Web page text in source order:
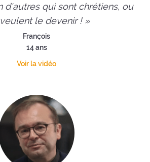
d'autres qui sont chrétiens, ou
le devenir ! »
François
14 ans
Voir la vidéo